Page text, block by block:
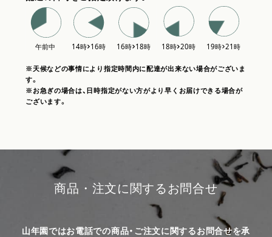
※天候などの事情により指定時間内に配達が出来ない場合がございま
す。
※お急ぎの場合は、日時指定がない方がより早くお届けできる場合が
ございます。
商品・注文に関するお問合せ
山年園ではお電話での商品・ご注文に関するお問合せを承